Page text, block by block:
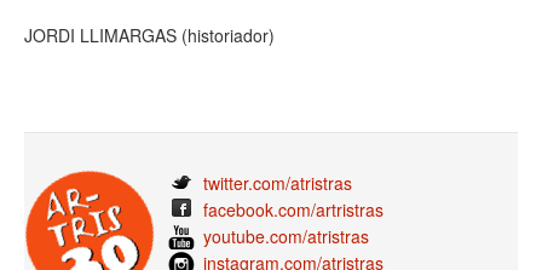
JORDI LLIMARGAS (historiador)
twitter.com/atristras
facebook.com/artristras
youtube.com/atristras
instagram.com/atristras